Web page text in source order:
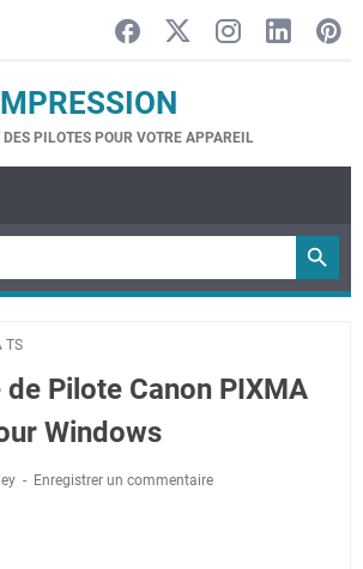
PILOTES POUR VOTRE APPAREIL
TS
Pilote Canon PIXMA
Windows
Enregistrer un commentaire